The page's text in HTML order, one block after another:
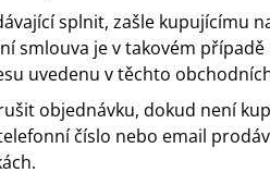
splnit, zašle kupujícímu
smlouva je v takovém
uvedenu v těchto
objednávku, dokud není
číslo nebo email